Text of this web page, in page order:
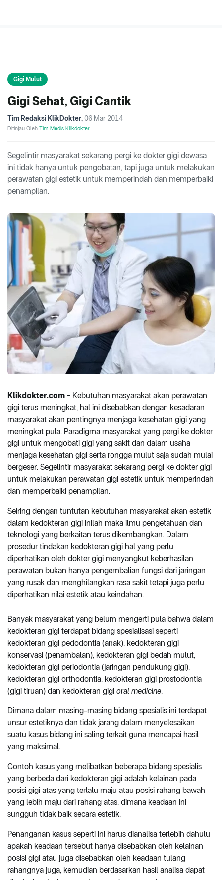
Gigi Mulut
Gigi Sehat, Gigi Cantik
Tim Redaksi KlikDokter, 06 Mar 2014
Ditinjau Oleh Tim Medis Klikdokter
Segelintir masyarakat sekarang pergi ke dokter gigi dewasa
ini tidak hanya untuk pengobatan, tapi juga untuk melakukan
perawatan gigi estetik untuk memperindah dan memperbaiki
penampilan.
Klikdokter.com - Kebutuhan masyarakat akan perawatan
gigi terus meningkat, hal ini disebabkan dengan kesadaran
masyarakat akan pentingnya menjaga kesehatan gigi yang
meningkat pula. Paradigma masyarakat yang pergi ke dokter
gigi untuk mengobati gigi yang sakit dan dalam usaha
menjaga kesehatan gigi serta rongga mulut saja sudah mulai
bergeser. Segelintir masyarakat sekarang pergi ke dokter gigi
untuk melakukan perawatan gigi estetik untuk memperindah
dan memperbaiki penampilan.
Seiring dengan tuntutan kebutuhan masyarakat akan estetik
dalam kedokteran gigi inilah maka ilmu pengetahuan dan
teknologi yang berkaitan terus dikembangkan. Dalam
prosedur tindakan kedokteran gigi hal yang perlu
diperhatikan oleh dokter gigi menyangkut keberhasilan
perawatan bukan hanya pengembalian fungsi dari jaringan
yang rusak dan menghilangkan rasa sakit tetapi juga perlu
diperhatikan nilai estetik atau keindahan.
Banyak masyarakat yang belum mengerti pula bahwa dalam
kedokteran gigi terdapat bidang spesialisasi seperti
kedokteran gigi pedodontia (anak), kedokteran gigi
konservasi (penambalan), kedokteran gigi bedah mulut,
kedokteran gigi periodontia (jaringan pendukung gigi),
kedokteran gigi orthodontia, kedokteran gigi prostodontia
(gigi tiruan) dan kedokteran gigi oral medicine.
Dimana dalam masing-masing bidang spesialis ini terdapat
unsur estetiknya dan tidak jarang dalam menyelesaikan
suatu kasus bidang ini saling terkait guna mencapai hasil
yang maksimal.
Contoh kasus yang melibatkan beberapa bidang spesialis
yang berbeda dari kedokteran gigi adalah kelainan pada
posisi gigi atas yang terlalu maju atau posisi rahang bawah
yang lebih maju dari rahang atas, dimana keadaan ini
sungguh tidak baik secara estetik.
Penanganan kasus seperti ini harus dianalisa terlebih dahulu
apakah keadaan tersebut hanya disebabkan oleh kelainan
posisi gigi atau juga disebabkan oleh keadaan tulang
rahangnya juga, kemudian berdasarkan hasil analisa dapat